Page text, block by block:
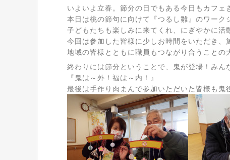
いよいよ立春。節分の日でもある今日もカフ
本日は桃の節句に向けて『つるし雛』のワーク
子どもたちも楽しみに来てくれ、にぎやかに活
今回は参加した皆様に少しお時間をいただき、
地域の皆様とともに職員もつながり合うことの
終わりには節分ということで、鬼が登場！みん
『鬼は～外！福は～内！』
最後は手作り肉まんで参加いただいた皆様も